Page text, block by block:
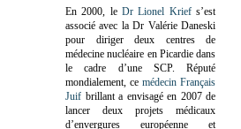
En 2000, le Dr Lionel Kriefs’est
associé avec la Dr Valérie Daneski
pour diriger deux centres de
médecine nucléaire en Picardie dans
le cadre d’une SCP. Réputé
mondialement, ce médecin Français
Juif brillant a envisagé en 2007 de
lancer deux projets médicaux
d’envergures européenne et